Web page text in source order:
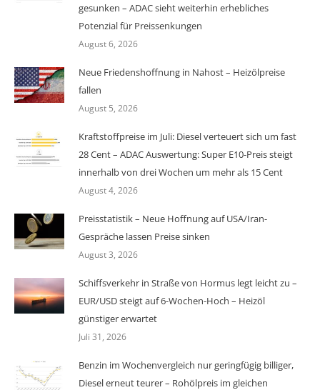
gesunken – ADAC sieht weiterhin erhebliches
Potenzial für Preissenkungen
August 6, 2026
Neue Friedenshoffnung in Nahost – Heizölpreise
fallen
August 5, 2026
Kraftstoffpreise im Juli: Diesel verteuert sich um fast
28 Cent – ADAC Auswertung: Super E10-Preis steigt
innerhalb von drei Wochen um mehr als 15 Cent
August 4, 2026
Preisstatistik – Neue Hoffnung auf USA/Iran-
Gespräche lassen Preise sinken
August 3, 2026
Schiffsverkehr in Straße von Hormus legt leicht zu –
EUR/USD steigt auf 6-Wochen-Hoch – Heizöl
günstiger erwartet
Juli 31, 2026
Benzin im Wochenvergleich nur geringfügig billiger,
Diesel erneut teurer – Rohölpreis im gleichen